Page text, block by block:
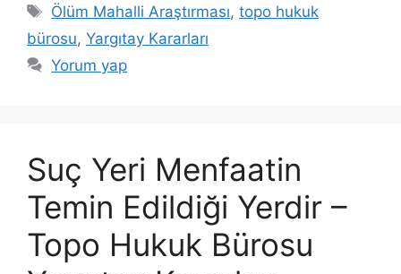
Etiketler
Ölüm Mahalli Araştırması,topo hukuk
bürosu, Yargıtay Kararları
Yorum yap
Suç Yeri Menfaatin
Temin Edildiği Yerdir –
Topo Hukuk Bürosu